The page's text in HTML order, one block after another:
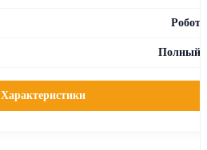
Робот
Полный
Характеристики